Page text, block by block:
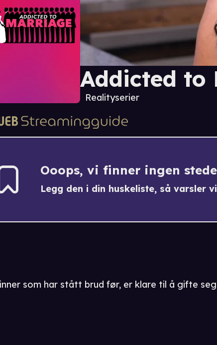
Addicted to
Realityserier
Ooops, vi finner ingen
Legg den i din huskeliste, så varsler
som har stått brud før, er klare til å gifte